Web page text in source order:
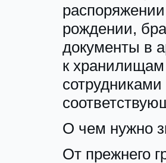
рождении,
документы в
к хранилищам
О чем нужно
От прежнего